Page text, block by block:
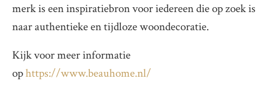
merk is een inspiratiebron voor iedereen die op zoek is
naar authentieke en tijdloze woondecoratie.
Kijk voor meer informatie
ophttps://www.beauhome.nl/